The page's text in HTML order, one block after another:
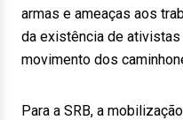
armas e ameaças aos
da existência de
movimento dos
Para a SRB, a